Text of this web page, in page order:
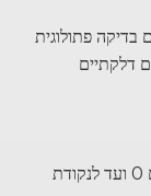
בדיקה פתולוגית
דלקתיים
A4: כל תקופת בניית המודל נמשכת 21 ימים מיום 0 ועד לנקודת